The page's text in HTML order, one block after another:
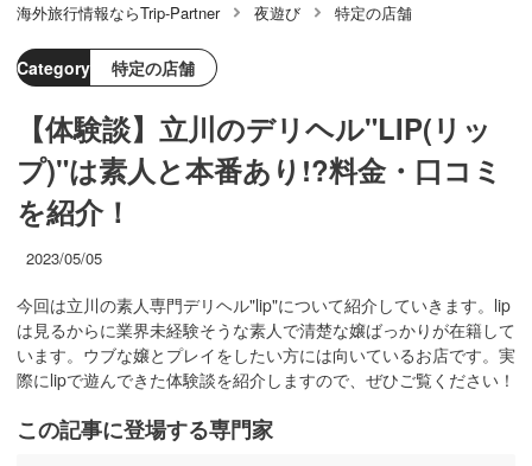
海外旅行情報ならTrip-Partner 夜遊び 特定の店舗
Category 特定の店舗
【体験談】立川のデリヘル"LIP(リッ
プ)"は素人と本番あり!?料金・口コミ
を紹介！
2023/05/05
今回は立川の素人専門デリヘル"lip"について紹介していきます。lip
は見るからに業界未経験そうな素人で清楚な嬢ばっかりが在籍して
います。ウブな嬢とプレイをしたい方には向いているお店です。実
際にlipで遊んできた体験談を紹介しますので、ぜひご覧ください！
この記事に登場する専門家